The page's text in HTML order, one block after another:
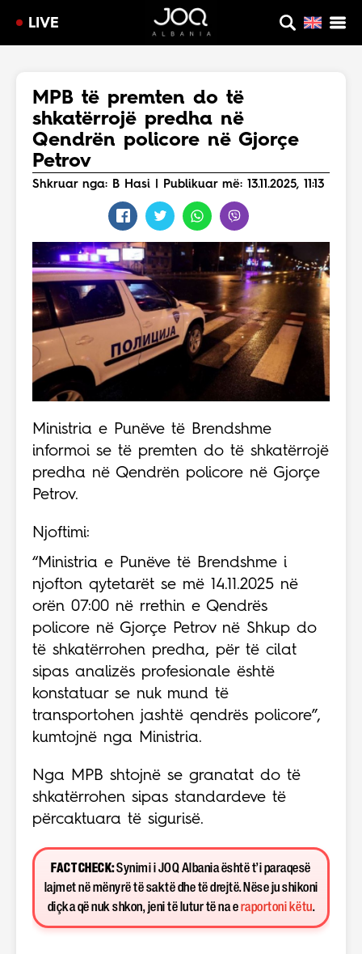
LIVE
MPB të premten do të
shkatërrojë predha në
Qendrën policore në Gjorçe
Petrov
Shkruar nga: B Hasi | Publikuar më: 13.11.2025, 11:13
Ministria e Punëve të Brendshme
informoi se të premten do të shkatërrojë
predha në Qendrën policore në Gjorçe
Petrov.
Njoftimi:
“Ministria e Punëve të Brendshme i
njofton qytetarët se më 14.11.2025 në
orën 07:00 në rrethin e Qendrës
policore në Gjorçe Petrov në Shkup do
të shkatërrohen predha, për të cilat
sipas analizës profesionale është
konstatuar se nuk mund të
transportohen jashtë qendrës policore”,
kumtojnë nga Ministria.
Nga MPB shtojnë se granatat do të
shkatërrohen sipas standardeve të
përcaktuara të sigurisë.
FACT CHECK:Synimi i JOQ Albania është t’i paraqesë
lajmet në mënyrë të saktë dhe të drejtë. Nëse ju shikoni
diçka që nuk shkon, jeni të lutur të na e raportoni këtu.